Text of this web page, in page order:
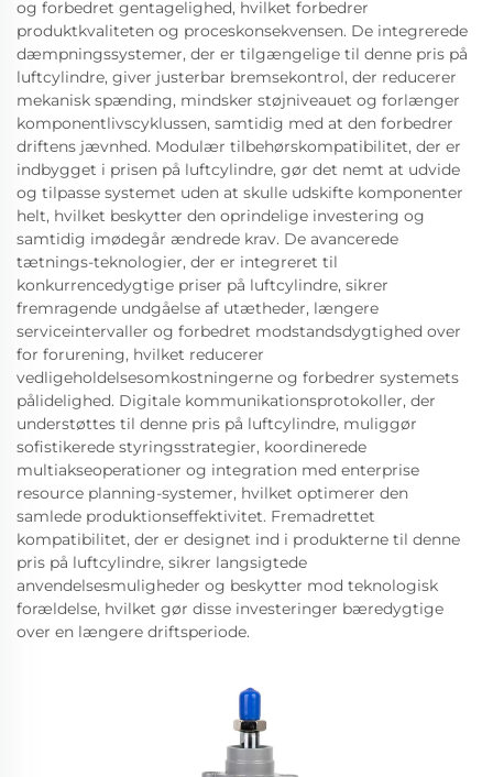
og forbedret gentagelighed, hvilket forbedrer
produktkvaliteten og proceskonsekvensen. De integrerede
dæmpningssystemer, der er tilgængelige til denne pris på
luftcylindre, giver justerbar bremsekontrol, der reducerer
mekanisk spænding, mindsker støjniveauet og forlænger
komponentlivscyklussen, samtidig med at den forbedrer
driftens jævnhed. Modulær tilbehørskompatibilitet, der er
indbygget i prisen på luftcylindre, gør det nemt at udvide
og tilpasse systemet uden at skulle udskifte komponenter
helt, hvilket beskytter den oprindelige investering og
samtidig imødegår ændrede krav. De avancerede
tætnings-teknologier, der er integreret til
konkurrencedygtige priser på luftcylindre, sikrer
fremragende undgåelse af utætheder, længere
serviceintervaller og forbedret modstandsdygtighed over
for forurening, hvilket reducerer
vedligeholdelsesomkostningerne og forbedrer systemets
pålidelighed. Digitale kommunikationsprotokoller, der
understøttes til denne pris på luftcylindre, muliggør
sofistikerede styringsstrategier, koordinerede
multiakseoperationer og integration med enterprise
resource planning-systemer, hvilket optimerer den
samlede produktionseffektivitet. Fremadrettet
kompatibilitet, der er designet ind i produkterne til denne
pris på luftcylindre, sikrer langsigtede
anvendelsesmuligheder og beskytter mod teknologisk
forældelse, hvilket gør disse investeringer bæredygtige
over en længere driftsperiode.